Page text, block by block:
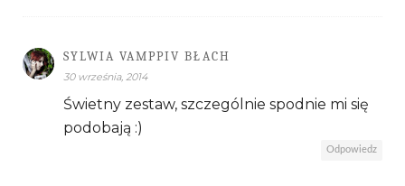
SYLWIA VAMPPIV BŁACH
30 września, 2014
Świetny zestaw, szczególnie spodnie mi się
podobają :)
Odpowiedz